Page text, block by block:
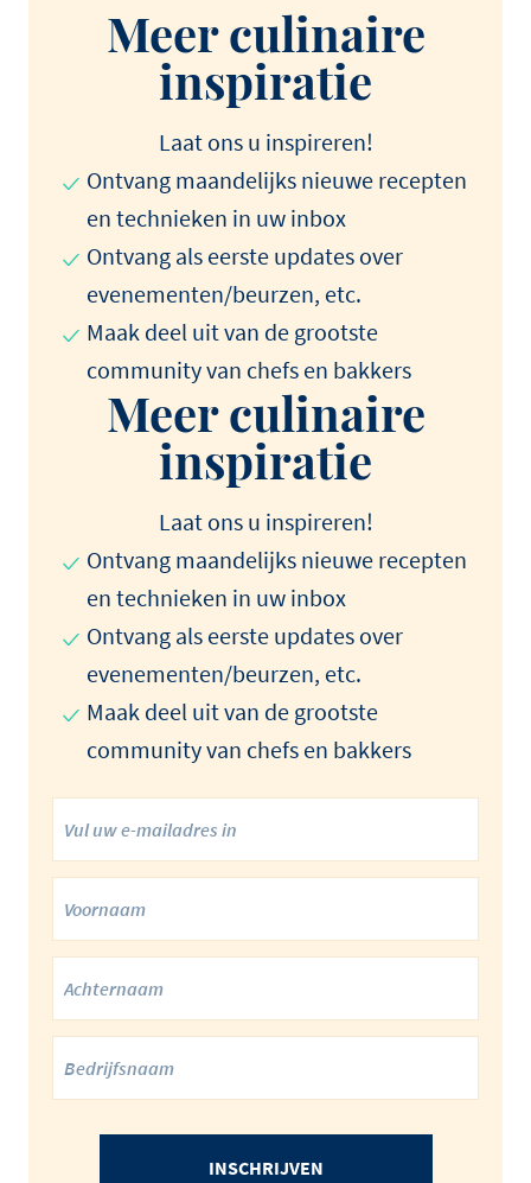
Meer culinaire
inspiratie
Laat ons u inspireren!
Ontvang maandelijks nieuwe recepten
en technieken in uw inbox
Ontvang als eerste updates over
evenementen/beurzen, etc.
Maak deel uit van de grootste
community van chefs en bakkers
Meer culinaire
inspiratie
Laat ons u inspireren!
Ontvang maandelijks nieuwe recepten
en technieken in uw inbox
Ontvang als eerste updates over
evenementen/beurzen, etc.
Maak deel uit van de grootste
community van chefs en bakkers
INSCHRIJVEN